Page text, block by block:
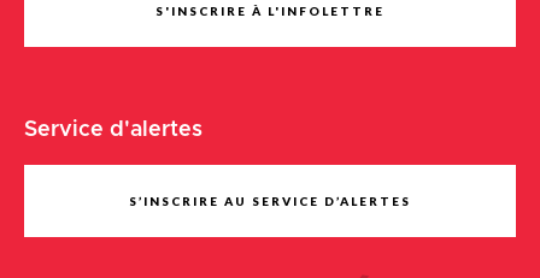
S'INSCRIRE À L'INFOLETTRE
Service d'alertes
S’INSCRIRE AU SERVICE D’ALERTES